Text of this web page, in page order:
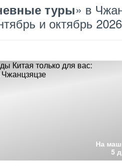
туры» в
и октябрь
На
5